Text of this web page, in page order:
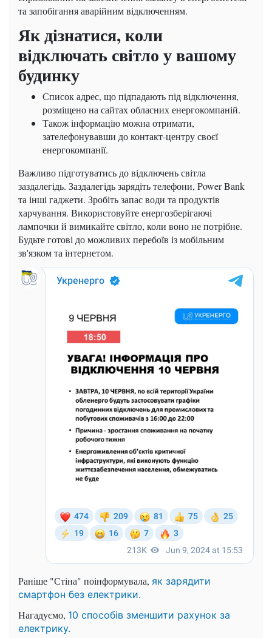
та запобігання аварійним відключенням.
Як дізнатися, коли
відключать світло у вашому
будинку
Список адрес, що підпадають під відключення,
розміщено на сайтах обласних енергокомпаній.
Також інформацію можна отримати,
зателефонувавши до контакт-центру своєї
енергокомпанії.
Важливо підготуватись до відключень світла
заздалегідь. Заздалегідь зарядіть телефони, Power Bank
та інші гаджети. Зробіть запас води та продуктів
харчування. Використовуйте енергозберігаючі
лампочки й вимикайте світло, коли воно не потрібне.
Будьте готові до можливих перебоїв із мобільним
зв'язком та інтернетом.
Раніше "Стіна" поінформувала, як зарядити
смартфон без електрики.
Нагадуємо, 10 способів зменшити рахунок за
електрику.